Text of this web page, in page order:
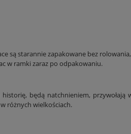
są starannie zapakowane bez
w ramki zaraz po odpakowaniu.
będą natchnieniem, przywołają
różnych wielkościach.